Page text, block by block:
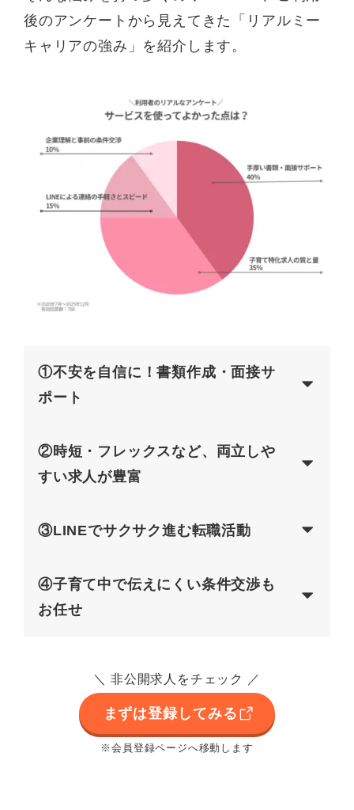
後のアンケートから見えてきた「リアルミー
キャリアの強み」を紹介します。
①不安を自信に！書類作成・面接サ
ポート
②時短・フレックスなど、両立しや
すい求人が豊富
③LINEでサクサク進む転職活動
④子育て中で伝えにくい条件交渉も
お任せ
＼ 非公開求人をチェック ／
まずは登録してみる
※会員登録ページへ移動します